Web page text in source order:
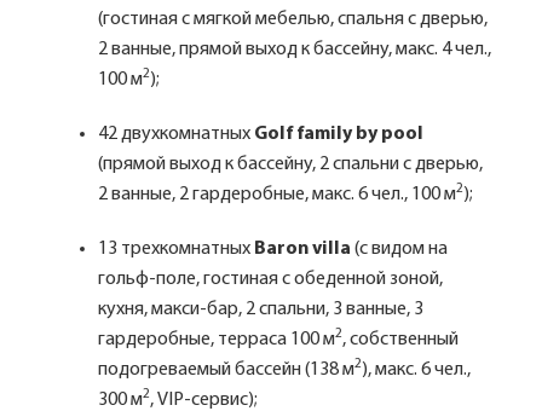
(гостиная с мягкой мебелью, спальня с дверью,
2 ванные, прямой выход к бассейну, макс. 4 чел.,
100 м2);
42 двухкомнатных Golf family by pool
(прямой выход к бассейну, 2 спальни с дверью,
2 ванные, 2 гардеробные, макс. 6 чел., 100 м2);
13 трехкомнатных Baron villa (с видом на
гольф-поле, гостиная с обеденной зоной,
кухня, макси-бар, 2 спальни, 3 ванные, 3
гардеробные, терраса 100 м2, собственный
подогреваемый бассейн (138 м2), макс. 6 чел.,
300 м2, VIP-сервис);